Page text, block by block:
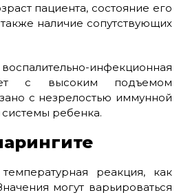
пациента, состояние его
наличие сопутствующих
инфекционная
с высоким подъемом
с незрелостью иммунной
ребенка.
реакция, как
могут варьироваться